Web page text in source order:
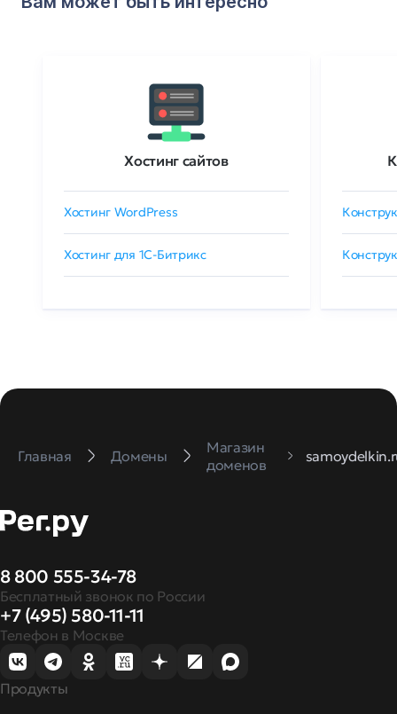
Хостинг сайтов
Хостинг WordPress
Хостинг для 1C-Битрикс
Главная Домены
Магазин
доменов
8 800 555-34-78
Бесплатный звонок по России
+7 (495) 580-11-11
Телефон в Москве
Продукты